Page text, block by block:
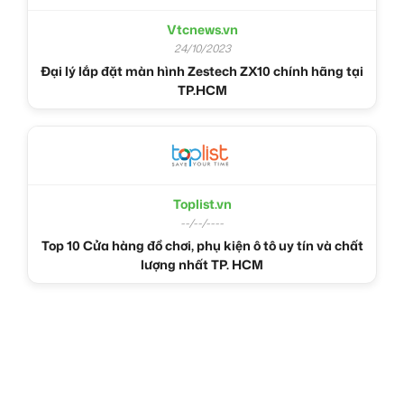
Vtcnews.vn
24/10/2023
Đại lý lắp đặt màn hình Zestech ZX10 chính hãng tại
TP.HCM
Toplist.vn
--/--/----
Top 10 Cửa hàng đồ chơi, phụ kiện ô tô uy tín và chất
lượng nhất TP. HCM